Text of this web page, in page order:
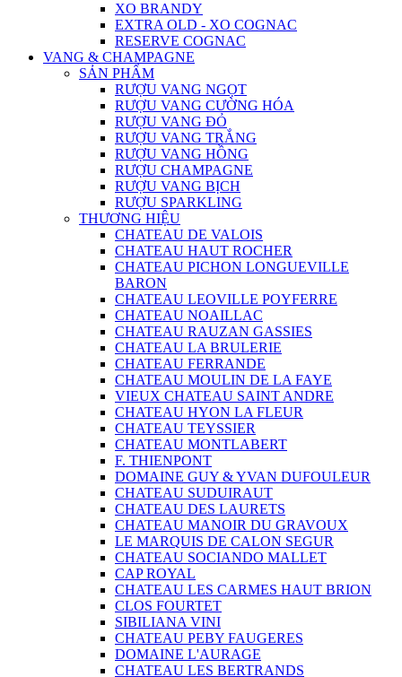
XO BRANDY
EXTRA OLD - XO COGNAC
RESERVE COGNAC
VANG & CHAMPAGNE
SẢN PHẨM
RƯỢU VANG NGỌT
RƯỢU VANG CƯỜNG HÓA
RƯỢU VANG ĐỎ
RƯỢU VANG TRẮNG
RƯỢU VANG HỒNG
RƯỢU CHAMPAGNE
RƯỢU VANG BỊCH
RƯỢU SPARKLING
THƯƠNG HIỆU
CHATEAU DE VALOIS
CHATEAU HAUT ROCHER
CHATEAU PICHON LONGUEVILLE
BARON
CHATEAU LEOVILLE POYFERRE
CHATEAU NOAILLAC
CHATEAU RAUZAN GASSIES
CHATEAU LA BRULERIE
CHATEAU FERRANDE
CHATEAU MOULIN DE LA FAYE
VIEUX CHATEAU SAINT ANDRE
CHATEAU HYON LA FLEUR
CHATEAU TEYSSIER
CHATEAU MONTLABERT
F. THIENPONT
DOMAINE GUY & YVAN DUFOULEUR
CHATEAU SUDUIRAUT
CHATEAU DES LAURETS
CHATEAU MANOIR DU GRAVOUX
LE MARQUIS DE CALON SEGUR
CHATEAU SOCIANDO MALLET
CAP ROYAL
CHATEAU LES CARMES HAUT BRION
CLOS FOURTET
SIBILIANA VINI
CHATEAU PEBY FAUGERES
DOMAINE L'AURAGE
CHATEAU LES BERTRANDS